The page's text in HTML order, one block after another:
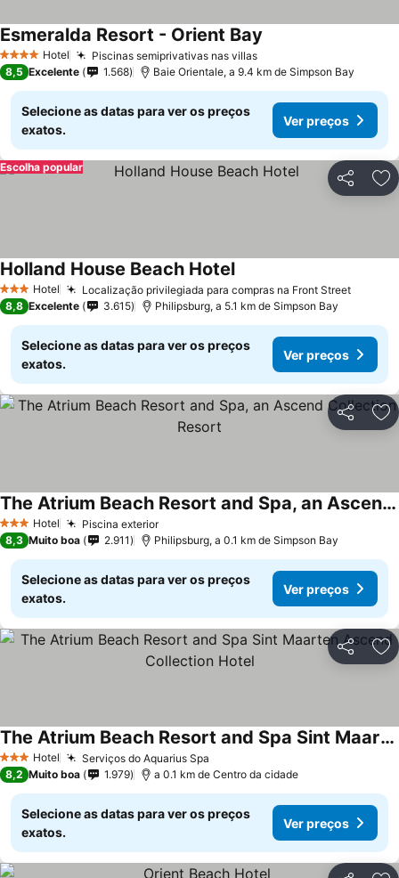
4 EstrelasHotel Piscinas semiprivativas nas villas
Esmeralda Resort - Orient Bay
8,5 Excelente 1.568 Baie Orientale, a 9.4 km de Simpson Bay
Selecione as datas para ver os preços
exatos.
Ver preços
Partilhar
Escolha popular
3 EstrelasHotel Localização privilegiada para compras na Front Street
Holland House Beach Hotel
8,8 Excelente 3.615 Philipsburg, a 5.1 km de Simpson Bay
Selecione as datas para ver os preços
exatos.
Ver preços
Partilhar
3 EstrelasHotel Piscina exterior
The Atrium Beach Resort and Spa, an Ascend Collection Resort
8,3 Muito boa 2.911 Philipsburg, a 0.1 km de Simpson Bay
Selecione as datas para ver os preços
exatos.
Ver preços
Partilhar
3 EstrelasHotel Serviços do Aquarius Spa
The Atrium Beach Resort and Spa Sint Maarten Ascend Collection Hotel
8,2 Muito boa 1.979 a 0.1 km de Centro da cidade
Selecione as datas para ver os preços
exatos.
Ver preços